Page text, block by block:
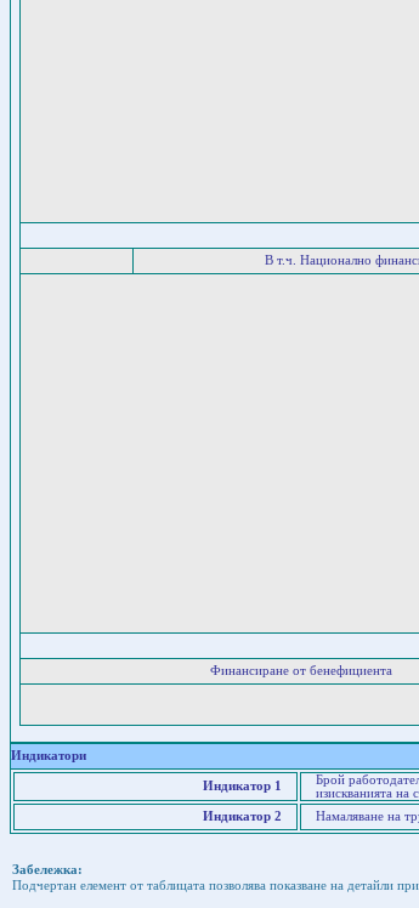
В т.ч. Национално
Финансиране от бенефициента
Индикатори
Индикатор 1
Брой
изискванията на
Индикатор 2
Намаляване на
Забележка:
Подчертан елемент от таблицата позволява показване на детайли